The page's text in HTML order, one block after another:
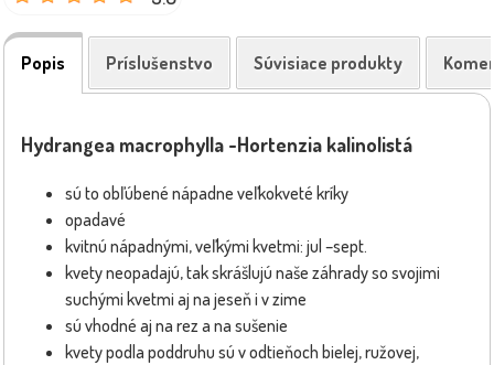
Popis Príslušenstvo Súvisiace produkty
Hydrangea macrophylla -Hortenzia kalinolistá
sú to obľúbené nápadne veľkokveté kríky
opadavé
kvitnú nápadnými, veľkými kvetmi: jul –sept.
kvety neopadajú, tak skrášlujú naše záhrady so svojimi
suchými kvetmi aj na jeseň i v zime
sú vhodné aj na rez a na sušenie
kvety podla poddruhu sú v odtieňoch bielej, ružovej,